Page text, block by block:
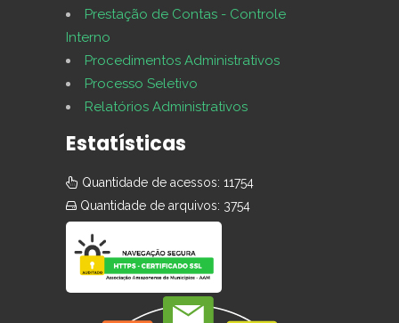
Prestação de Contas - Controle
Interno
Procedimentos Administrativos
Processo Seletivo
Relatórios Administrativos
Estatísticas
Quantidade de acessos: 11754
Quantidade de arquivos: 3754